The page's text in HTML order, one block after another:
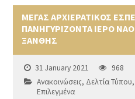
ΜΕΓΑΣ ΑΡΧΙΕΡΑΤΙΚΟΣ
ΠΑΝΗΓΥΡΙΖΟΝΤΑ ΙΕΡΟ
ΞΑΝΘΗΣ
31 January 2021
968
Ανακοινώσεις, Δελτία Τύπου
Επιλεγμένα